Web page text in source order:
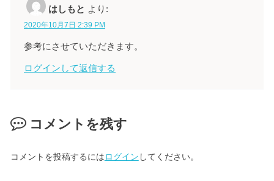
はしもと より:
2020年10月7日 2:39 PM
参考にさせていただきます。
ログインして返信する
コメントを残す
コメントを投稿するにはログイン してください。